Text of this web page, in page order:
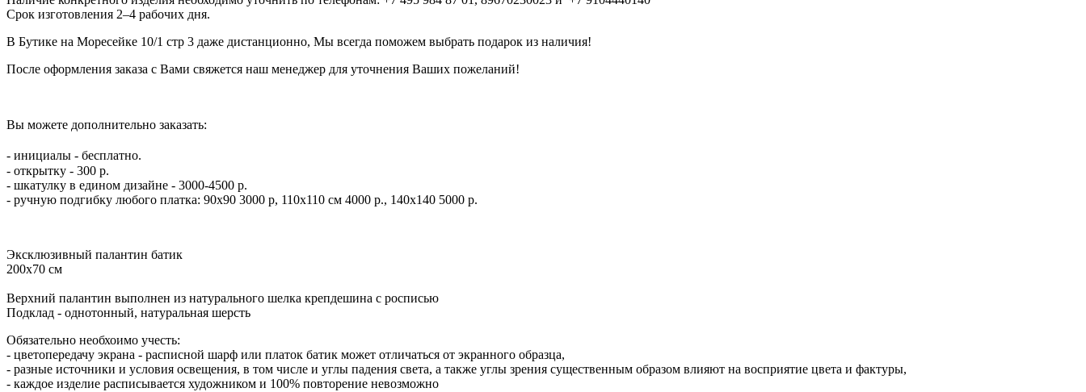
Срок изготовления 2–4 рабочих дня.
В Бутике на Моресейке 10/1 стр 3 даже дистанционно, Мы всегда поможем выбрать подарок из наличия!
После оформления заказа с Вами свяжется наш менеджер для уточнения Ваших пожеланий!
Вы можете дополнительно заказать:⠀
- инициалы - бесплатно.⠀
- открытку - 300 р. ⠀
- шкатулку в едином дизайне - 3000-4500 р.
- ручную подгибку любого платка: 90х90 3000 р, 110х110 см 4000 р., 140х140 5000 р.
Эксклюзивный палантин батик
200х70 см
Верхний палантин выполнен из натурального шелка крепдешина с росписью
Подклад - однотонный, натуральная шерсть
Обязательно необхоимо учесть:
- цветопередачу экрана - расписной шарф или платок батик может отличаться от экранного образца,
- разные источники и условия освещения, в том числе и углы падения света, а также углы зрения существенным образом влияют на восприятие цвета и фактуры,
- каждое изделие расписывается художником и 100% повторение невозможно